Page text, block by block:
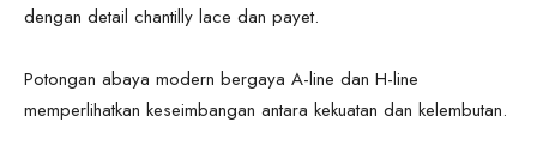
dengan detail chantilly lace dan payet.
Potongan abaya modern bergaya A-line dan H-line
memperlihatkan keseimbangan antara kekuatan dan kelembutan.